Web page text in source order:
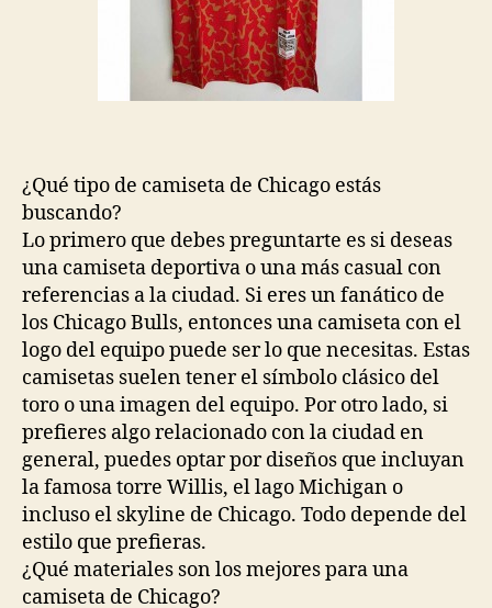
¿Qué tipo de camiseta de Chicago estás
buscando?
Lo primero que debes preguntarte es si deseas
una camiseta deportiva o una más casual con
referencias a la ciudad. Si eres un fanático de
los Chicago Bulls, entonces una camiseta con el
logo del equipo puede ser lo que necesitas. Estas
camisetas suelen tener el símbolo clásico del
toro o una imagen del equipo. Por otro lado, si
prefieres algo relacionado con la ciudad en
general, puedes optar por diseños que incluyan
la famosa torre Willis, el lago Michigan o
incluso el skyline de Chicago. Todo depende del
estilo que prefieras.
¿Qué materiales son los mejores para una
camiseta de Chicago?